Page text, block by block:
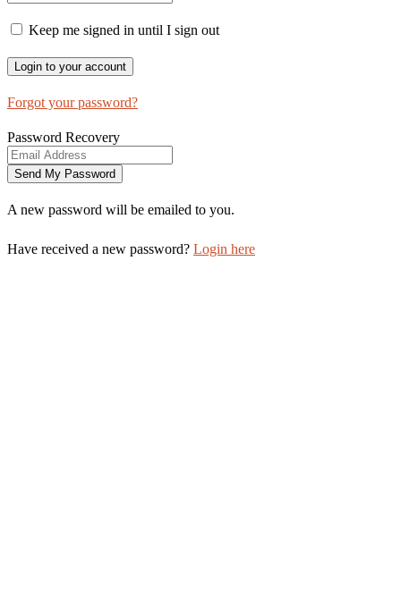
Keep me signed in until I sign out
Forgot your password?
Password Recovery
A new password will be emailed to you.
Have received a new password? Login here